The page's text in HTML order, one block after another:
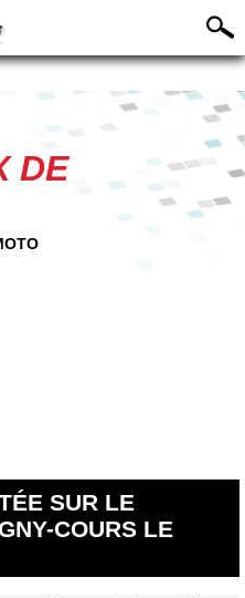
DE
SUR LE
COURS LE